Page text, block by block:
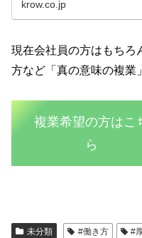
krow.co.jp
現在会社員の方はもちろ
方など「真の意味の複業
複業希望の方はこ
ら
未分類 #働き方 #